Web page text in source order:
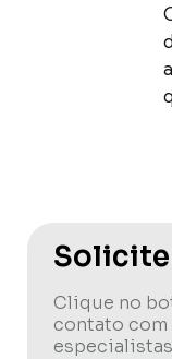
Solicite
Clique no
contato com
especialistas